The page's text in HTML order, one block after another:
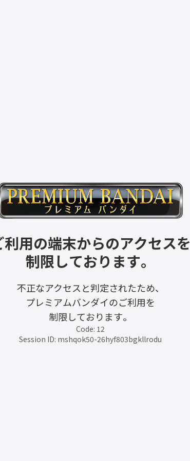
利用の端末からのアクセスを
制限しております。
不正なアクセスと判定されたため、
プレミアムバンダイのご利用を
制限しております。
Code: 12
Session ID: mshqok50-26hyf803bgkllrodu